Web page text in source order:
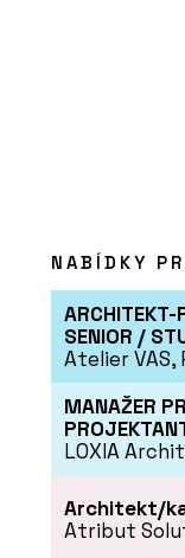
NABÍDKY
SENIOR /
Atelier VAS,
MANAŽER
LOXIA
Architekt/
Atribut